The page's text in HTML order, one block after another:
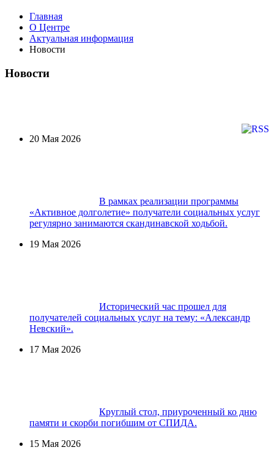
Главная
О Центре
Актуальная информация
Новости
Новости
20 Мая 2026
В рамках реализации программы
«Активное долголетие» получатели социальных услуг
регулярно занимаются скандинавской ходьбой.
19 Мая 2026
Исторический час прошел для
получателей социальных услуг на тему: «Александр
Невский».
17 Мая 2026
Круглый стол, приуроченный ко дню
памяти и скорби погибшим от СПИДА.
15 Мая 2026